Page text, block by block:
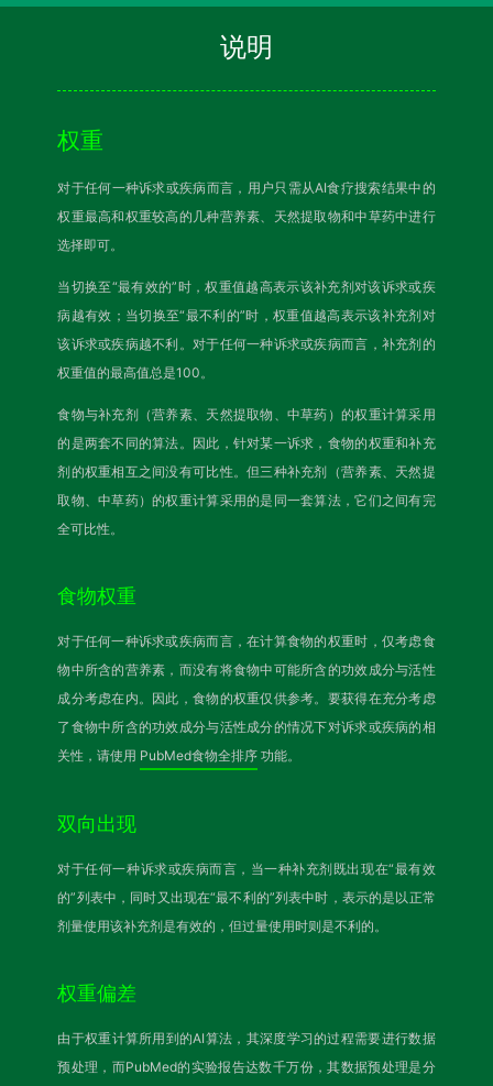
说明
权重
对于任何一种诉求或疾病而言，用户只需从AI食疗搜索结果中的
权重最高和权重较高的几种营养素、天然提取物和中草药中进行
选择即可。
当切换至“最有效的”时，权重值越高表示该补充剂对该诉求或疾
病越有效；当切换至“最不利的”时，权重值越高表示该补充剂对
该诉求或疾病越不利。对于任何一种诉求或疾病而言，补充剂的
权重值的最高值总是100。
食物与补充剂（营养素、天然提取物、中草药）的权重计算采用
的是两套不同的算法。因此，针对某一诉求，食物的权重和补充
剂的权重相互之间没有可比性。但三种补充剂（营养素、天然提
取物、中草药）的权重计算采用的是同一套算法，它们之间有完
全可比性。
食物权重
对于任何一种诉求或疾病而言，在计算食物的权重时，仅考虑食
物中所含的营养素，而没有将食物中可能所含的功效成分与活性
成分考虑在内。因此，食物的权重仅供参考。要获得在充分考虑
了食物中所含的功效成分与活性成分的情况下对诉求或疾病的相
关性，请使用 PubMed食物全排序 功能。
双向出现
对于任何一种诉求或疾病而言，当一种补充剂既出现在“最有效
的”列表中，同时又出现在“最不利的”列表中时，表示的是以正常
剂量使用该补充剂是有效的，但过量使用时则是不利的。
权重偏差
由于权重计算所用到的AI算法，其深度学习的过程需要进行数据
预处理，而PubMed的实验报告达数千万份，其数据预处理是分